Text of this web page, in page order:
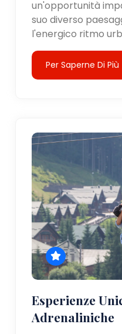
un'opportunità
suo diverso
l'energico ritmo
Per Saperne Di Più
Esperienze
Adrenaliniche